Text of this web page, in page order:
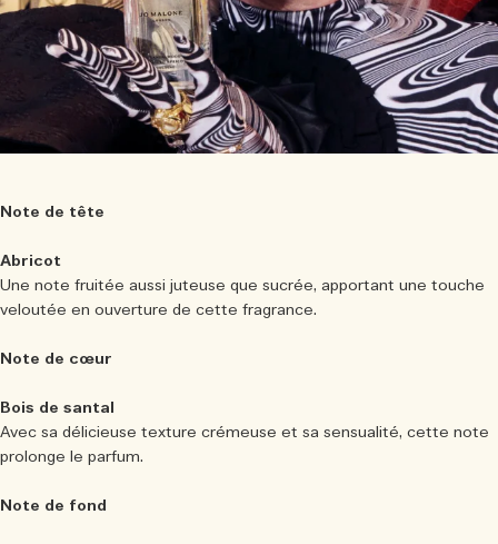
Note de tête
Abricot
Une note fruitée aussi juteuse que sucrée, apportant une touche
veloutée en ouverture de cette fragrance.
Note de cœur
Bois de santal
Avec sa délicieuse texture crémeuse et sa sensualité, cette note
prolonge le parfum.
Note de fond